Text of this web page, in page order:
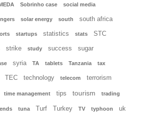
Sobrinho case social media
solar energy south south africa
startups statistics stats STC
strike study success sugar
syria TA tablets Tanzania tax
TEC technology telecom terrorism
time management tips tourism trading
tuna Turf Turkey TV typhoon uk